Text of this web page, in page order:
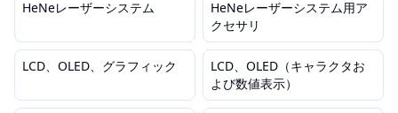
HeNeレーザーシステム
HeNeレーザーシステム用ア
クセサリ
LCD、OLED、グラフィック
LCD、OLED（キャラクタお
よび数値表示）